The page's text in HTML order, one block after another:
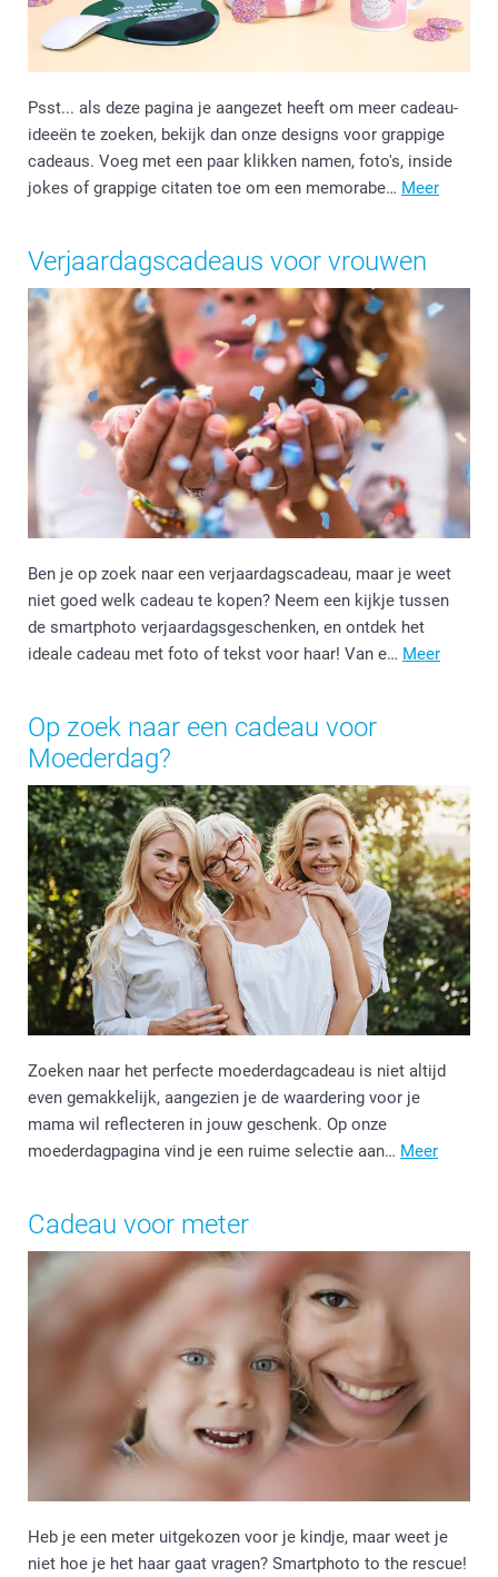
Psst... als deze pagina je aangezet heeft om meer cadeau-
ideeën te zoeken, bekijk dan onze designs voor grappige
cadeaus. Voeg met een paar klikken namen, foto's, inside
jokes of grappige citaten toe om een memorabe… Meer
Verjaardagscadeaus voor vrouwen
Ben je op zoek naar een verjaardagscadeau, maar je weet
niet goed welk cadeau te kopen? Neem een kijkje tussen
de smartphoto verjaardagsgeschenken, en ontdek het
ideale cadeau met foto of tekst voor haar! Van e… Meer
Op zoek naar een cadeau voor
Moederdag?
Zoeken naar het perfecte moederdagcadeau is niet altijd
even gemakkelijk, aangezien je de waardering voor je
mama wil reflecteren in jouw geschenk. Op onze
moederdagpagina vind je een ruime selectie aan… Meer
Cadeau voor meter
Heb je een meter uitgekozen voor je kindje, maar weet je
niet hoe je het haar gaat vragen? Smartphoto to the rescue!